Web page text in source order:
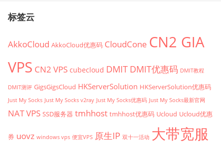
标签云
AkkoCloud AkkoCloud优惠码 CloudCone CN2 GIA
VPS CN2 VPS cubecloud DMIT DMIT优惠码 DMIT教程
DMIT测评 GigsGigsCloud HKServerSolution HKServerSolution优惠码
Just My Socks Just My Socks v2ray Just My Socks优惠码 Just My Socks最新官网
NAT VPS SSD服务器 tmhhost tmhhost优惠码 Ucloud Ucloud优惠
券 uovz windows vps 便宜VPS 原生IP 双十一活动 大带宽服